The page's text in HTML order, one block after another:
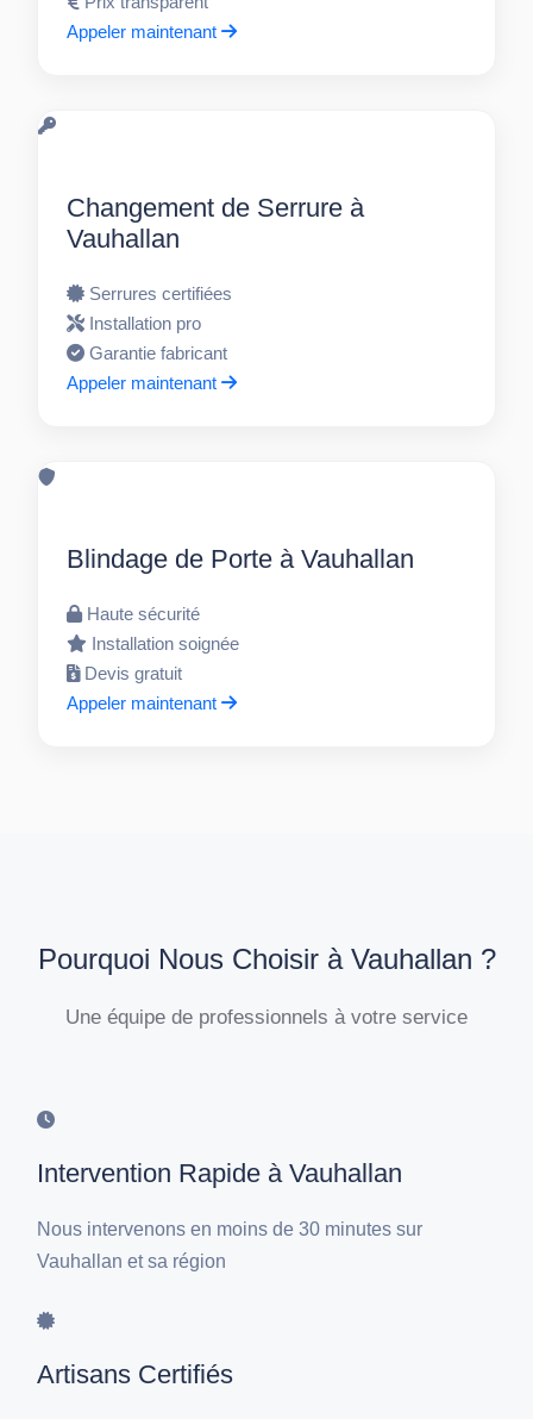
Appeler maintenant
Changement de Serrure à
Vauhallan
Serrures certifiées
Installation pro
Garantie fabricant
Appeler maintenant
Blindage de Porte à Vauhallan
Haute sécurité
Installation soignée
Devis gratuit
Appeler maintenant
Pourquoi Nous Choisir à Vauhallan ?
Une équipe de professionnels à votre service
Intervention Rapide à Vauhallan
Nous intervenons en moins de 30 minutes sur
Vauhallan et sa région
Artisans Certifiés